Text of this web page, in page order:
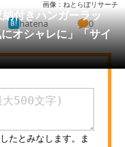
付きハンガーラッ
オシャレに」「サイ
画像：ねとらぼリサーチ
hatena 0